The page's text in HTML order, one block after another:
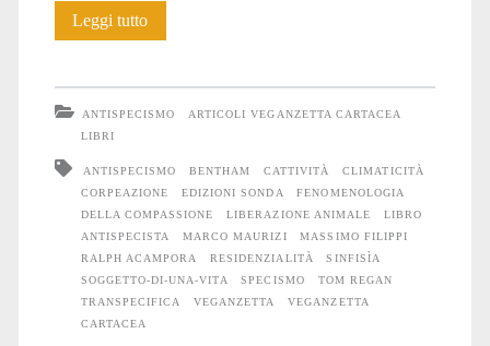
Leggi tuttoCompassione,
ANTISPECISMO
ARTICOLI VEGANZETTA CARTACEA
LIBRI
ANTISPECISMO BENTHAM CATTIVITÀ
CLIMATICITÀ
CORPEAZIONE
EDIZIONI SONDA
FENOMENOLOGIA
DELLA COMPASSIONE
LIBERAZIONE ANIMALE
LIBRO
ANTISPECISTA
MARCO MAURIZI
MASSIMO FILIPPI
RALPH ACAMPORA
RESIDENZIALITÀ
SINFISÌA
SOGGETTO-DI-UNA-VITA
SPECISMO
TOM REGAN
TRANSPECIFICA
VEGANZETTA
VEGANZETTA
CARTACEA